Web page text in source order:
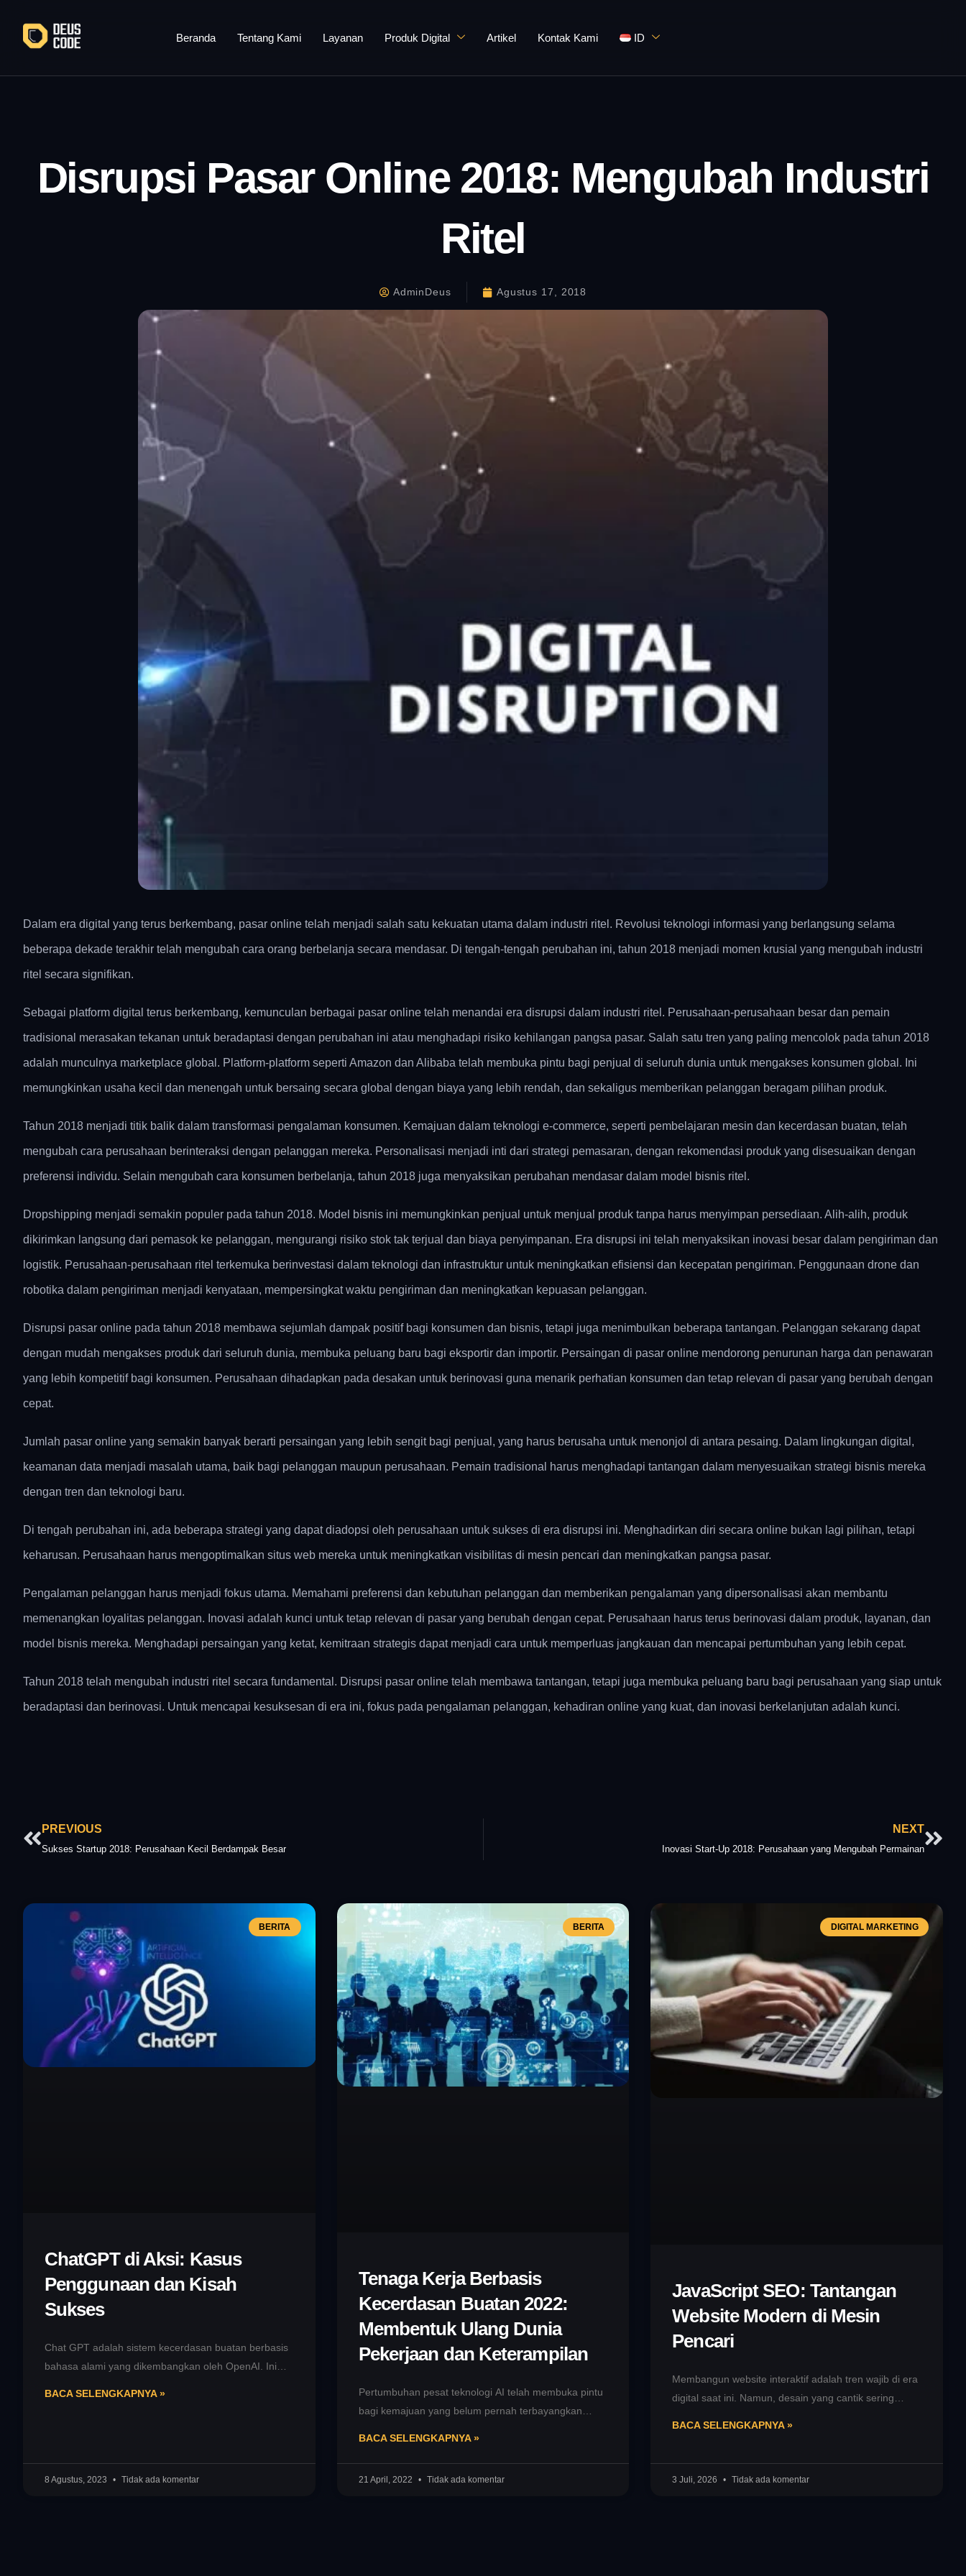
konten
Beranda Tentang Kami Layanan Produk Digital Artikel Kontak Kami ID
Disrupsi Pasar Online 2018: Mengubah Industri
Ritel
AdminDeus Agustus 17, 2018
Dalam era digital yang terus berkembang, pasar online telah menjadi salah satu kekuatan utama dalam industri ritel. Revolusi teknologi informasi yang berlangsung selama
beberapa dekade terakhir telah mengubah cara orang berbelanja secara mendasar. Di tengah-tengah perubahan ini, tahun 2018 menjadi momen krusial yang mengubah industri
ritel secara signifikan.
Sebagai platform digital terus berkembang, kemunculan berbagai pasar online telah menandai era disrupsi dalam industri ritel. Perusahaan-perusahaan besar dan pemain
tradisional merasakan tekanan untuk beradaptasi dengan perubahan ini atau menghadapi risiko kehilangan pangsa pasar. Salah satu tren yang paling mencolok pada tahun 2018
adalah munculnya marketplace global. Platform-platform seperti Amazon dan Alibaba telah membuka pintu bagi penjual di seluruh dunia untuk mengakses konsumen global. Ini
memungkinkan usaha kecil dan menengah untuk bersaing secara global dengan biaya yang lebih rendah, dan sekaligus memberikan pelanggan beragam pilihan produk.
Tahun 2018 menjadi titik balik dalam transformasi pengalaman konsumen. Kemajuan dalam teknologi e-commerce, seperti pembelajaran mesin dan kecerdasan buatan, telah
mengubah cara perusahaan berinteraksi dengan pelanggan mereka. Personalisasi menjadi inti dari strategi pemasaran, dengan rekomendasi produk yang disesuaikan dengan
preferensi individu. Selain mengubah cara konsumen berbelanja, tahun 2018 juga menyaksikan perubahan mendasar dalam model bisnis ritel.
Dropshipping menjadi semakin populer pada tahun 2018. Model bisnis ini memungkinkan penjual untuk menjual produk tanpa harus menyimpan persediaan. Alih-alih, produk
dikirimkan langsung dari pemasok ke pelanggan, mengurangi risiko stok tak terjual dan biaya penyimpanan. Era disrupsi ini telah menyaksikan inovasi besar dalam pengiriman dan
logistik. Perusahaan-perusahaan ritel terkemuka berinvestasi dalam teknologi dan infrastruktur untuk meningkatkan efisiensi dan kecepatan pengiriman. Penggunaan drone dan
robotika dalam pengiriman menjadi kenyataan, mempersingkat waktu pengiriman dan meningkatkan kepuasan pelanggan.
Disrupsi pasar online pada tahun 2018 membawa sejumlah dampak positif bagi konsumen dan bisnis, tetapi juga menimbulkan beberapa tantangan. Pelanggan sekarang dapat
dengan mudah mengakses produk dari seluruh dunia, membuka peluang baru bagi eksportir dan importir. Persaingan di pasar online mendorong penurunan harga dan penawaran
yang lebih kompetitif bagi konsumen. Perusahaan dihadapkan pada desakan untuk berinovasi guna menarik perhatian konsumen dan tetap relevan di pasar yang berubah dengan
cepat.
Jumlah pasar online yang semakin banyak berarti persaingan yang lebih sengit bagi penjual, yang harus berusaha untuk menonjol di antara pesaing. Dalam lingkungan digital,
keamanan data menjadi masalah utama, baik bagi pelanggan maupun perusahaan. Pemain tradisional harus menghadapi tantangan dalam menyesuaikan strategi bisnis mereka
dengan tren dan teknologi baru.
Di tengah perubahan ini, ada beberapa strategi yang dapat diadopsi oleh perusahaan untuk sukses di era disrupsi ini. Menghadirkan diri secara online bukan lagi pilihan, tetapi
keharusan. Perusahaan harus mengoptimalkan situs web mereka untuk meningkatkan visibilitas di mesin pencari dan meningkatkan pangsa pasar.
Pengalaman pelanggan harus menjadi fokus utama. Memahami preferensi dan kebutuhan pelanggan dan memberikan pengalaman yang dipersonalisasi akan membantu
memenangkan loyalitas pelanggan. Inovasi adalah kunci untuk tetap relevan di pasar yang berubah dengan cepat. Perusahaan harus terus berinovasi dalam produk, layanan, dan
model bisnis mereka. Menghadapi persaingan yang ketat, kemitraan strategis dapat menjadi cara untuk memperluas jangkauan dan mencapai pertumbuhan yang lebih cepat.
Tahun 2018 telah mengubah industri ritel secara fundamental. Disrupsi pasar online telah membawa tantangan, tetapi juga membuka peluang baru bagi perusahaan yang siap untuk
beradaptasi dan berinovasi. Untuk mencapai kesuksesan di era ini, fokus pada pengalaman pelanggan, kehadiran online yang kuat, dan inovasi berkelanjutan adalah kunci.
Prev
PREVIOUS
Sukses Startup 2018: Perusahaan Kecil Berdampak Besar
NEXT
Inovasi Start-Up 2018: Perusahaan yang Mengubah Permainan
BERITA
ChatGPT di Aksi: Kasus
Penggunaan dan Kisah
Sukses
Chat GPT adalah sistem kecerdasan buatan berbasis
bahasa alami yang dikembangkan oleh OpenAI. Ini
BACA SELENGKAPNYA »
8 Agustus, 2023 Tidak ada komentar
BERITA
Tenaga Kerja Berbasis
Kecerdasan Buatan 2022:
Membentuk Ulang Dunia
Pekerjaan dan Keterampilan
Pertumbuhan pesat teknologi AI telah membuka pintu
bagi kemajuan yang belum pernah terbayangkan
BACA SELENGKAPNYA »
21 April, 2022 Tidak ada komentar
DIGITAL MARKETING
JavaScript SEO: Tantangan
Website Modern di Mesin
Pencari
Membangun website interaktif adalah tren wajib di era
digital saat ini. Namun, desain yang cantik sering
BACA SELENGKAPNYA »
3 Juli, 2026 Tidak ada komentar